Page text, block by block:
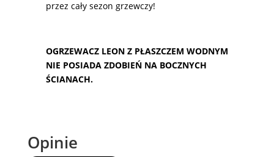
przez cały sezon grzewczy!
OGRZEWACZ LEON Z PŁASZCZEM WODNYM
NIE POSIADA ZDOBIEŃ NA BOCZNYCH
ŚCIANACH.
Opinie